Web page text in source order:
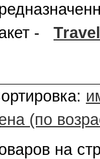
-
(по
на